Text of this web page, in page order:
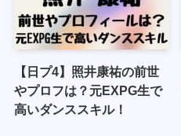
【日プ4】照井康祐の前世
やプロフは？元EXPG生で
高いダンススキル！